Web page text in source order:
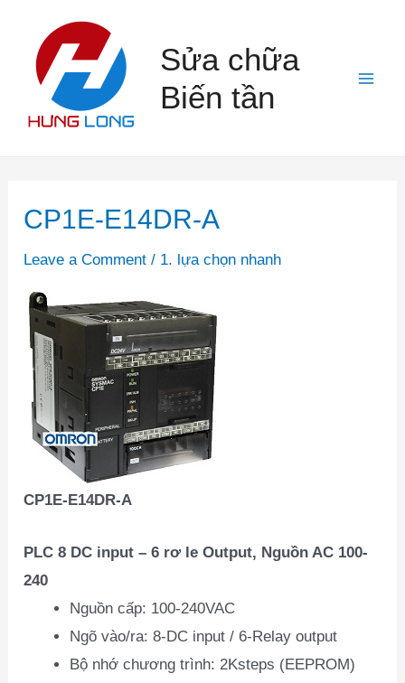
content
Sửa chữa
Biến tần
CP1E-E14DR-A
Leave a Comment / 1. lựa chọn nhanh
CP1E-E14DR-A
PLC 8 DC input – 6 rơ le Output, Nguồn AC 100-
240
Nguồn cấp: 100-240VAC
Ngõ vào/ra: 8-DC input / 6-Relay output
Bộ nhớ chương trình: 2Ksteps (EEPROM)